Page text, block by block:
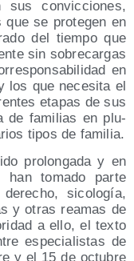
con­vic­cio­nes,
se pro­te­gen en
del tiem­po que
sin sobre­car­gas
en
los que nece­si­ta el
eta­pas de sus
de fami­lias en plu­
tipos de familia.
pro­lon­ga­da y en
han toma­do par­te
sico­lo­gía,
y otras reamas de
a ello, el tex­to
espe­cia­lis­tas de
y el 15 de octu­bre